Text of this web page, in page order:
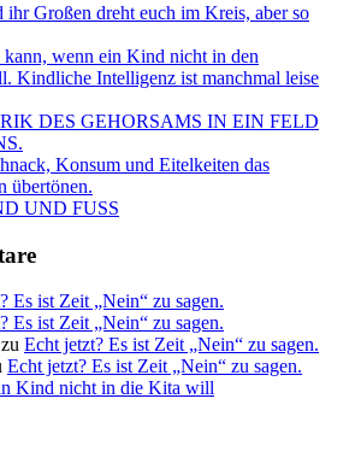
Großen dreht euch im Kreis, aber so
kann, wenn ein Kind nicht in den
Kindliche Intelligenz ist manchmal leise
DES GEHORSAMS IN EIN FELD
Konsum und Eitelkeiten das
übertönen.
UND FUSS
Es ist Zeit „Nein“ zu sagen.
Es ist Zeit „Nein“ zu sagen.
zu Echt jetzt? Es ist Zeit „Nein“ zu sagen.
Echt jetzt? Es ist Zeit „Nein“ zu sagen.
Kind nicht in die Kita will